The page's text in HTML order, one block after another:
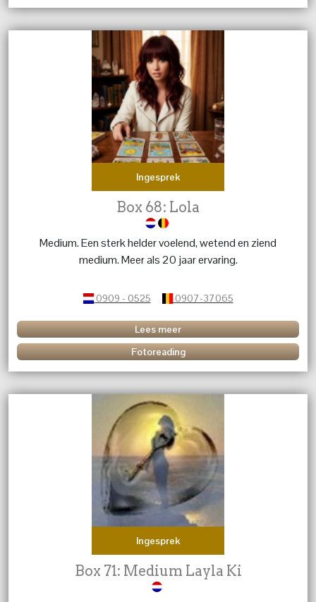
het met alle liefde en bezorgdheid zodat u snel weer
verder kan.
Ingesprek
Box 68: Lola
Medium. Een sterk helder voelend, wetend en ziend
medium. Meer als 20 jaar ervaring.
0909 - 0525 0907-37065
Lees meer
Fotoreading
Ingesprek
Box 71: Medium Layla Ki